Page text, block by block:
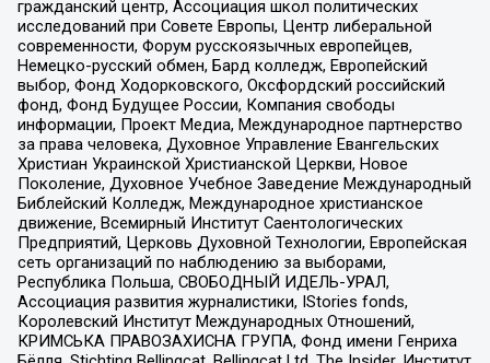
гражданский центр, Ассоциация школ политических
исследований при Совете Европы, Центр либеральной
современности, Форум русскоязычных европейцев,
Немецко-русский обмен, Бард колледж, Европейский
выбор, Фонд Ходорковского, Оксфордский российский
фонд, Фонд Будущее России, Компания свободы
информации, Проект Медиа, Международное партнерство
за права человека, Духовное Управление Евангельских
Христиан Украинской Христианской Церкви, Новое
Поколение, Духовное Учебное Заведение Международный
Библейский Колледж, Международное христианское
движение, Всемирный Институт Саентологических
Предприятий, Церковь Духовной Технологии, Европейская
сеть организаций по наблюдению за выборами,
Республика Польша, СВОБОДНЫЙ ИДЕЛЬ-УРАЛ,
Ассоциация развития журналистики, IStories fonds,
Королевский Институт Международных Отношений,
КРИМСЬКА ПРАВОЗАХИСНА ГРУПА, Фонд имени Генриха